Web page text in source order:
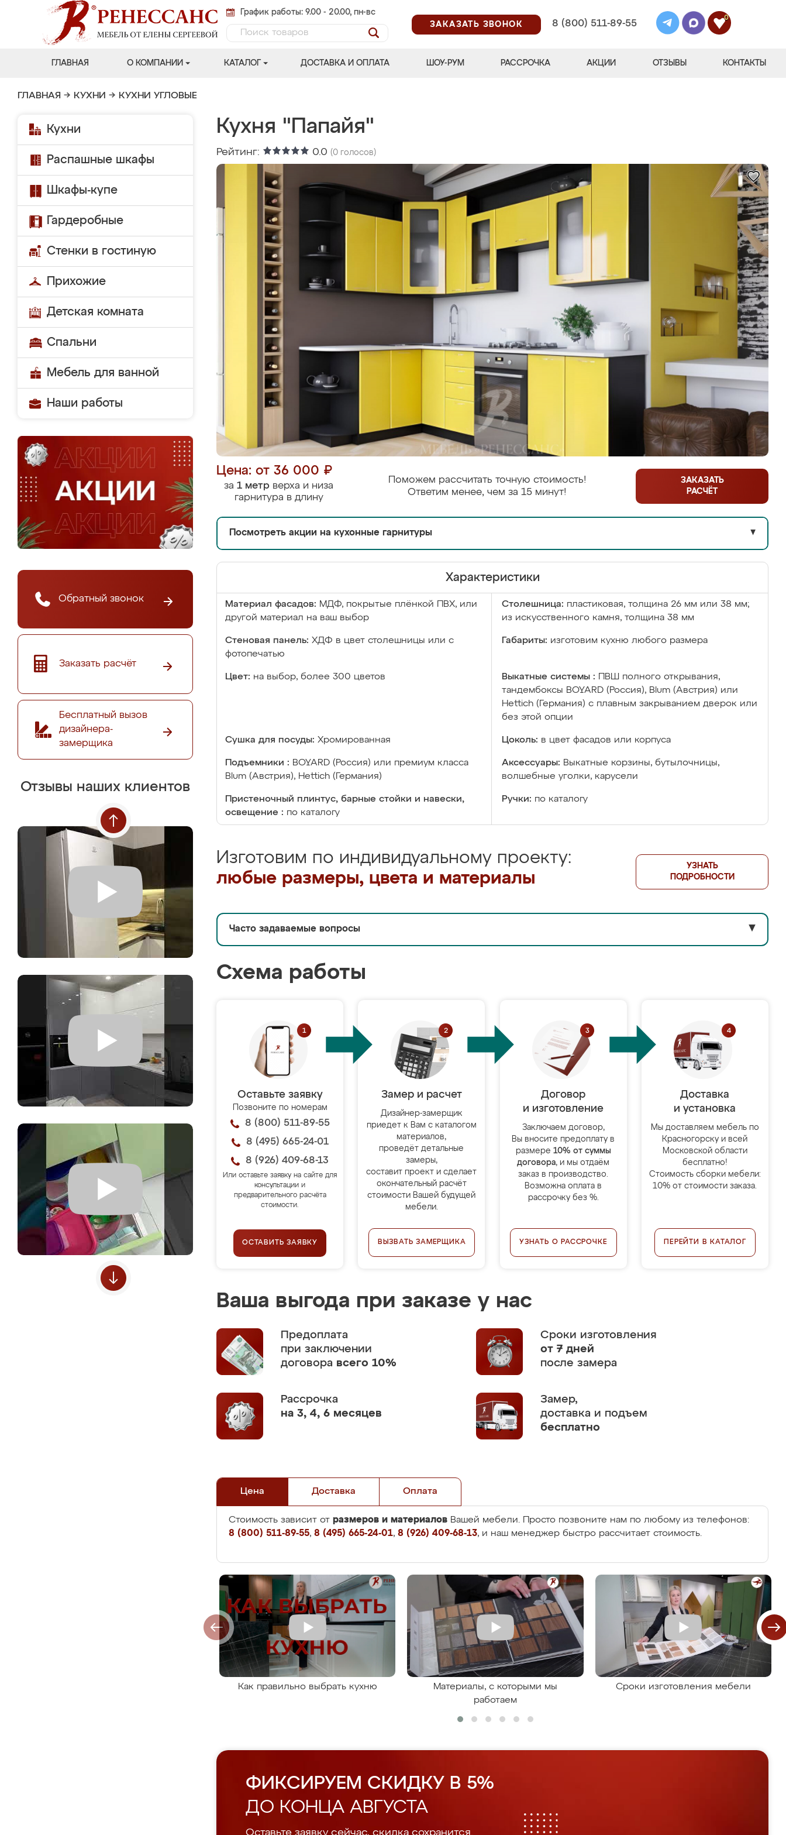
График работы: 9.00 - 20.00, пн-вс
ЗАКАЗАТЬ ЗВОНОК
8 (800) 511-89-55
0
ГЛАВНАЯ О КОМПАНИИ КАТАЛОГ ДОСТАВКА И ОПЛАТА ШОУ-РУМ РАССРОЧКА АКЦИИ ОТЗЫВЫ КОНТАКТЫ
ГЛАВНАЯ → КУХНИ → КУХНИ УГЛОВЫЕ
Кухни
Распашные шкафы
Шкафы-купе
Гардеробные
Стенки в гостиную
Прихожие
Детская комната
Спальни
Мебель для ванной
Наши работы
Обратный звонок
Заказать расчёт
Бесплатный вызов
дизайнера-
замерщика
Отзывы наших клиентов
Кухня "Папайя"
Рейтинг: 0.0 (0 голосов)
Цена: от 36 000 ₽
за 1 метр верха и низа
гарнитура в длину
Поможем рассчитать точную стоимость!
Ответим менее, чем за 15 минут!
ЗАКАЗАТЬ
РАСЧЁТ
Посмотреть акции на кухонные гарнитуры ▼
Характеристики
Материал фасадов: МДФ, покрытые плёнкой ПВХ, или
другой материал на ваш выбор
Столешница: пластиковая, толщина 26 мм или 38 мм;
из искусственного камня, толщина 38 мм
Стеновая панель: ХДФ в цвет столешницы или с
фотопечатью
Габариты: изготовим кухню любого размера
Цвет: на выбор, более 300 цветов Выкатные системы :
ПВШ полного открывания,
тандембоксы BOYARD (Россия), Blum (Австрия) или
Hettich (Германия) с плавным закрыванием дверок или
без этой опции
Сушка для посуды: Хромированная Цоколь: в цвет фасадов или корпуса
Подъемники : BOYARD (Россия) или премиум класса
Blum (Австрия), Hettich (Германия)
Аксессуары: Выкатные корзины, бутылочницы,
волшебные уголки, карусели
Пристеночный плинтус, барные стойки и навески,
освещение : по каталогу
Ручки: по каталогу
Изготовим по индивидуальному проекту:
любые размеры, цвета и материалы
УЗНАТЬ
ПОДРОБНОСТИ
Часто задаваемые вопросы ▼
Схема работы
Оставьте заявку
Позвоните по номерам
8 (800) 511-89-55
8 (495) 665-24-01
8 (926) 409-68-13
Или оставьте заявку на сайте для
консультации и
предварительного расчёта
стоимости.
ОСТАВИТЬ ЗАЯВКУ
Замер и расчет
Дизайнер-замерщик
приедет к Вам с каталогом
материалов,
проведёт детальные
замеры,
составит проект и сделает
окончательный расчёт
стоимости Вашей будущей
мебели.
ВЫЗВАТЬ ЗАМЕРЩИКА
Договор
и изготовление
Заключаем договор,
Вы вносите предоплату в
размере 10% от суммы
договора, и мы отдаём
заказ в производство.
Возможна оплата в
рассрочку без %.
УЗНАТЬ О РАССРОЧКЕ
Доставка
и установка
Мы доставляем мебель по
Красногорску и всей
Московской области
бесплатно!
Стоимость сборки мебели:
10% от стоимости заказа.
ПЕРЕЙТИ В КАТАЛОГ
Ваша выгода при заказе у нас
Предоплата
при заключении
договора всего 10%
Сроки изготовления
от 7 дней
после замера
Рассрочка
на 3, 4, 6 месяцев
Замер,
доставка и подъем
бесплатно
Цена Доставка Оплата
Стоимость зависит от размеров и материалов Вашей мебели. Просто позвоните нам по любому из телефонов:
8 (800) 511-89-55, 8 (495) 665-24-01, 8 (926) 409-68-13, и наш менеджер быстро рассчитает стоимость.
Как правильно выбрать кухню
Материалы, с которыми мы
работаем
Сроки изготовления мебели
ФИКСИРУЕМ СКИДКУ В 5%
ДО КОНЦА АВГУСТА
Оставьте заявку сейчас, скидка сохранится.